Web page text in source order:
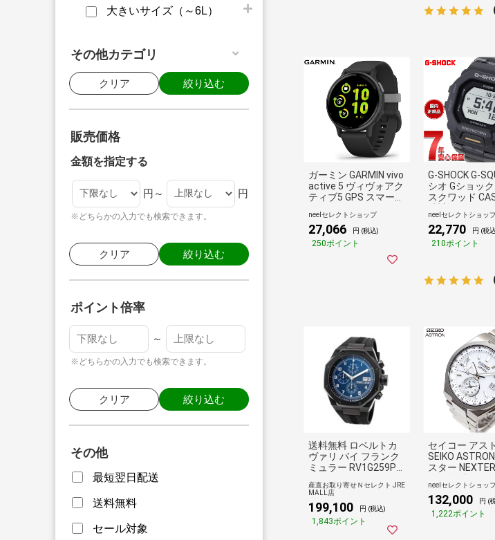
大きいサイズ（～6L）
その他カテゴリ
クリア 絞り込む
販売価格
金額を指定する
円～ 円
※どちらかの入力でも検索できます。
クリア 絞り込む
ポイント倍率
～
※どちらかの入力でも検索できます。
クリア 絞り込む
その他
最短翌日配送
送料無料
セール対象
ガーミン GARMIN vivo
active 5 ヴィヴォアク
ティブ5 GPS スマート
40 腕時計
neelセレクトショップ
27,066 円 (税込)
250ポイント
G-SHOCK G-
シオ Gショッ
スクワッド
フォンリンク
0-1A1JF
neelセレクトショッ
22,770 円 (税
210ポイント
送料無料 ロベルトカ
ヴァリ バイ フランク
ミュラー RV1G259P0
産直お取り寄せＮセレクト JRE
MALL店
199,100 円 (税込)
1,843ポイント
セイコー アス
SEIKO
スター
計 メンズ
neelセレクトショッ
132,000 円 (
1,222ポイント